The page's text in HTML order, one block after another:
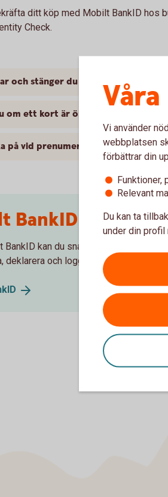
ditt köp med Mobilt BankID hos
Check.
och stänger du företagskort för
om ett kort är öppet eller stängt
på vid prenumerationstjänster
BankID
BankID kan du snabbt och säkert
deklarera och logga in i vår app.
Vi använder
webbplatsen
förbättrar din
Funktioner,
Relevant
Du kan ta
under din profil